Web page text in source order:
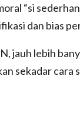
“si
dan bias
jauh lebih
sekadar cara